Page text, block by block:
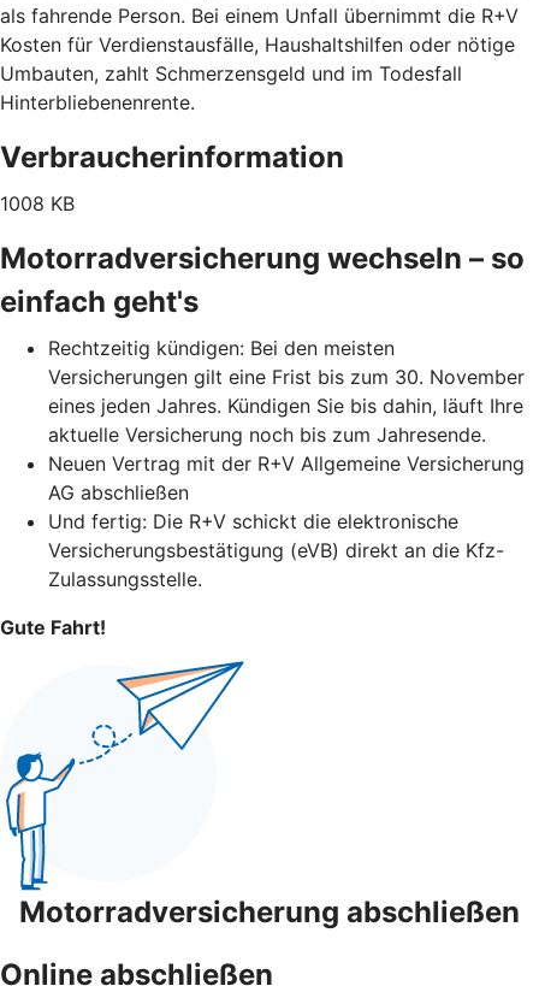
als fahrende Person. Bei einem Unfall übernimmt die R+V
Kosten für Verdienstausfälle, Haushaltshilfen oder nötige
Umbauten, zahlt Schmerzensgeld und im Todesfall
Hinterbliebenenrente.
Verbraucherinformation
1008 KB
Motorradversicherung wechseln – so
einfach geht's
Rechtzeitig kündigen: Bei den meisten
Versicherungen gilt eine Frist bis zum 30. November
eines jeden Jahres. Kündigen Sie bis dahin, läuft Ihre
aktuelle Versicherung noch bis zum Jahresende.
Neuen Vertrag mit der R+V Allgemeine Versicherung
AG abschließen
Und fertig: Die R+V schickt die elektronische
Versicherungsbestätigung (eVB) direkt an die Kfz-
Zulassungsstelle.
Gute Fahrt!
Motorradversicherung abschließen
Online abschließen